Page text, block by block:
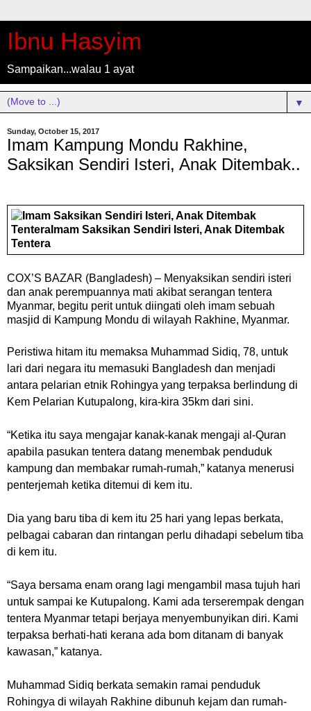
Ibnu Hasyim
Sampaikan...walau 1 ayat
▼
Sunday, October 15, 2017
Imam Kampung Mondu Rakhine,
Saksikan Sendiri Isteri, Anak Ditembak..
COX’S BAZAR (Bangladesh) – Menyaksikan sendiri isteri
dan anak perempuannya mati akibat serangan tentera
Myanmar, begitu perit untuk diingati oleh imam sebuah
masjid di Kampung Mondu di wilayah Rakhine, Myanmar.
Peristiwa hitam itu memaksa Muhammad Sidiq, 78, untuk
lari dari negara itu memasuki Bangladesh dan menjadi
antara pelarian etnik Rohingya yang terpaksa berlindung di
Kem Pelarian Kutupalong, kira-kira 35km dari sini.
“Ketika itu saya mengajar kanak-kanak mengaji al-Quran
apabila pasukan tentera datang menembak penduduk
kampung dan membakar rumah-rumah,” katanya menerusi
penterjemah ketika ditemui di kem itu.
Dia yang baru tiba di kem itu 25 hari yang lepas berkata,
pelbagai cabaran dan rintangan perlu dihadapi sebelum tiba
di kem itu.
“Saya bersama enam orang lagi mengambil masa tujuh hari
untuk sampai ke Kutupalong. Kami ada terserempak dengan
tentera Myanmar tetapi berjaya menyembunyikan diri. Kami
terpaksa berhati-hati kerana ada bom ditanam di banyak
kawasan,” katanya.
Muhammad Sidiq berkata semakin ramai penduduk
Rohingya di wilayah Rakhine dibunuh kejam dan rumah-